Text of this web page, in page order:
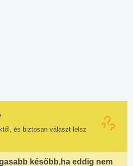
és biztosan választ lelsz
később,ha eddig nem